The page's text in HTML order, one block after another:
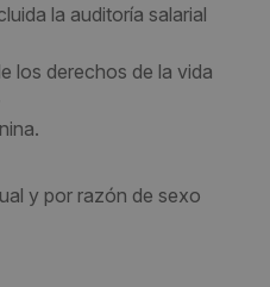
la auditoría salarial
los derechos de la vida
y por razón de sexo